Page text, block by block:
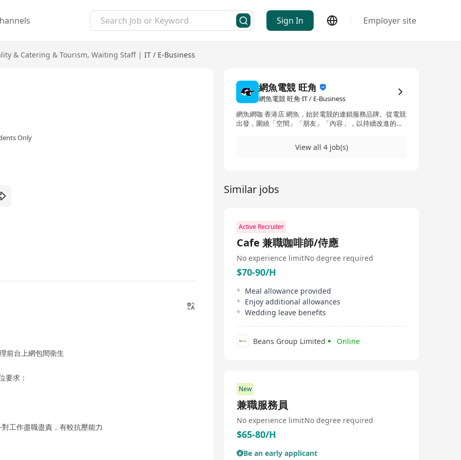
Sign In Employer site
& Catering & Tourism, Waiting Staff | IT / E-Business
Only
前台上網包間衛生
要求：
工作盡職盡責，有較抗壓能力
網魚電競 旺角
網魚電競 旺角·IT / E-Business
網魚網咖 香港店 網魚，始於電競的連鎖服務品牌。從電競
出發，圍繞「空間」「朋友」「內容」，以持續改進的優
酒店兩大連鎖，現已發展為跨品牌、跨業態、跨平台的綜
View all 4 job(s)
Similar jobs
Active Recruiter
Cafe 兼職咖啡師/侍應
No experience limitNo degree required
$70-90/H
Meal allowance provided
Enjoy additional allowances
Wedding leave benefits
Beans Group Limited Online
New
兼職服務員
No experience limitNo degree required
$65-80/H
Be an early applicant